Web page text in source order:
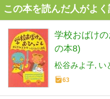
この本を読んだ人がよ
学校おばけ
の本8)
松谷みよ子 い
63